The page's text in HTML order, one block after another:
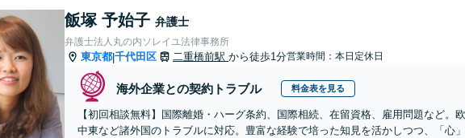
飯塚 予始子 弁護士
弁護士法人丸の内ソレイユ法律事務所
東京都|千代田区 二重橋前駅 から徒歩1分営業時間：本日定休日
海外企業との契約トラブル 料金表を見る
【初回相談無料】国際離婚・ハーグ条約、国際相続、在留資格、雇用問題など。
中東など諸外国のトラブルに対応。豊富な経験で培った知見を活かしつつ、「心